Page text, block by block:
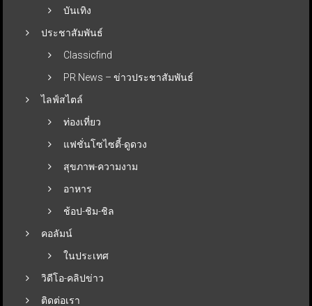
บันเทิง
ประชาสัมพันธ์
Classicfind
PR News – ข่าวประชาสัมพันธ์
ไลฟ์สไตล์
ท่องเที่ยว
แฟชั่นโซไซตี้-ดูดวง
สุขภาพ-ความงาม
อาหาร
ช้อป-ชิม-ชิล
คอลัมน์
ในประเทศ
วิดีโอ-คลิปข่าว
ติดต่อเรา